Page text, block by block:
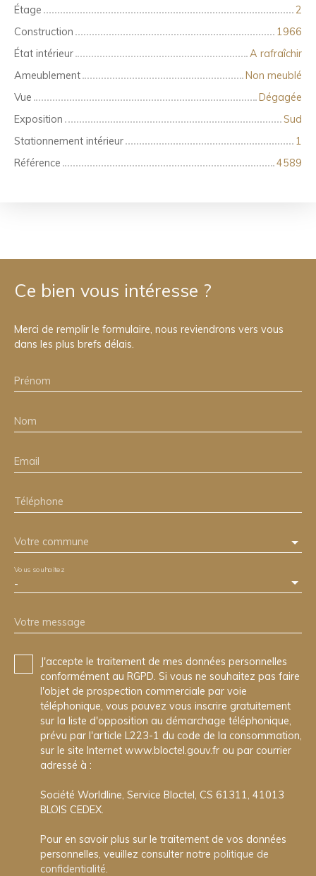
Étage
2
Construction
1966
État intérieur
A rafraîchir
Ameublement
Non meublé
Vue
Dégagée
Exposition
Sud
Stationnement intérieur
1
Référence
4589
Ce bien vous intéresse ?
Merci de remplir le formulaire, nous reviendrons vers vous
dans les plus brefs délais.
Prénom
Nom
Email
Téléphone
Votre commune
-
Vous souhaitez
Votre message
J'accepte le traitement de mes données personnelles
conformément au RGPD. Si vous ne souhaitez pas faire
l'objet de prospection commerciale par voie
téléphonique, vous pouvez vous inscrire gratuitement
sur la liste d'opposition au démarchage téléphonique,
prévu par l'article L223-1 du code de la consommation,
sur le site Internet www.bloctel.gouv.fr ou par courrier
adressé à :
Société Worldline, Service Bloctel, CS 61311, 41013
BLOIS CEDEX.
Pour en savoir plus sur le traitement de vos données
personnelles, veuillez consulter notre politique de
confidentialité.